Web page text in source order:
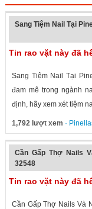
Sang Tiệm Nail Tại
Tin rao vặt này đã
Sang Tiệm Nail Tại
đam mê trong ngành
định, hãy xem xét tiệm
1,792 lượt xem ·
Cần Gấp Thợ Nails
32548
Tin rao vặt này đã
Cần Gấp Thợ Nails Và